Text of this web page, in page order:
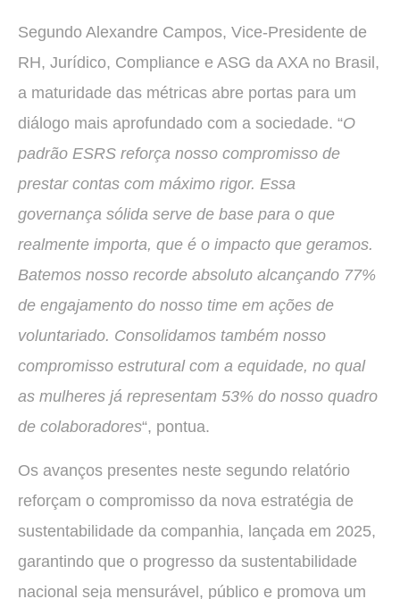
Segundo Alexandre Campos, Vice-Presidente de
RH, Jurídico, Compliance e ASG da AXA no Brasil,
a maturidade das métricas abre portas para um
diálogo mais aprofundado com a sociedade. “O
padrão ESRS reforça nosso compromisso de
prestar contas com máximo rigor. Essa
governança sólida serve de base para o que
realmente importa, que é o impacto que geramos.
Batemos nosso recorde absoluto alcançando 77%
de engajamento do nosso time em ações de
voluntariado. Consolidamos também nosso
compromisso estrutural com a equidade, no qual
as mulheres já representam 53% do nosso quadro
de colaboradores“, pontua.
Os avanços presentes neste segundo relatório
reforçam o compromisso da nova estratégia de
sustentabilidade da companhia, lançada em 2025,
garantindo que o progresso da sustentabilidade
nacional seja mensurável, público e promova um